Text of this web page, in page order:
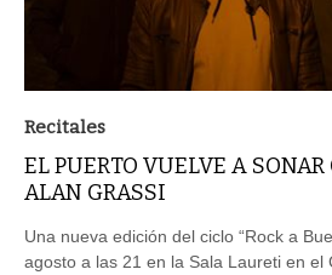
Recitales
EL PUERTO VUELVE A
ALAN GRASSI
Una nueva edición del ciclo “Rock a
agosto a las 21 en la Sala Laureti en el